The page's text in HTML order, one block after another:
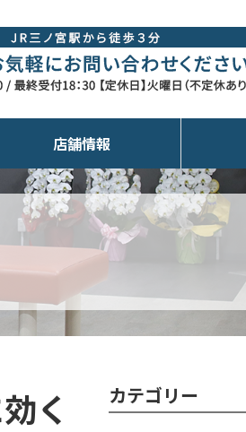
店舗情報
く
カテゴリー